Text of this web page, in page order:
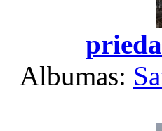
Albumas: